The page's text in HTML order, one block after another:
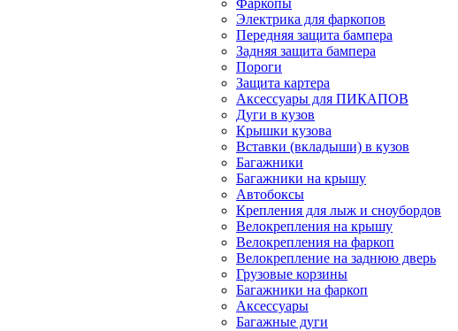
Фаркопы
Электрика для фаркопов
Передняя защита бампера
Задняя защита бампера
Пороги
Защита картера
Аксессуары для ПИКАПОВ
Дуги в кузов
Крышки кузова
Вставки (вкладыши) в кузов
Багажники
Багажники на крышу
Автобоксы
Крепления для лыж и сноубордов
Велокрепления на крышу
Велокрепления на фаркоп
Велокрепление на заднюю дверь
Грузовые корзины
Багажники на фаркоп
Аксессуары
Багажные дуги